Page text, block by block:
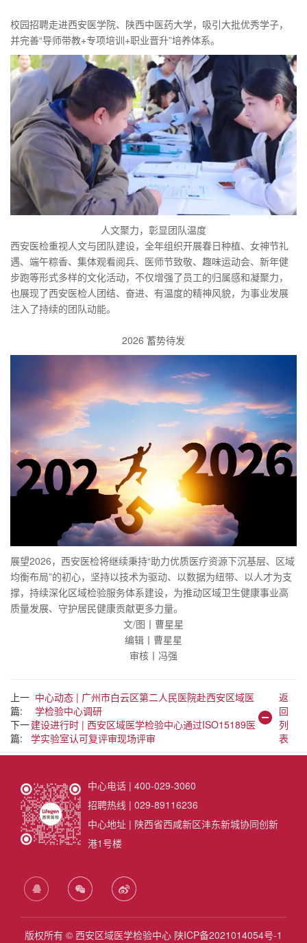
校园招聘走进西安医学院、陕西中医药大学，吸引大批优秀学子，
并完善“导师带教+专项培训+职业晋升”培养体系。
人文聚力，彰显团队温度
西安医检重视人文与团队建设，全年组织开展春日种植、女神节礼
遇、端午粽香、集体观看阅兵、医师节致敬、趣味运动会、新年健
步跑等形式多样的文化活动，不仅增强了员工的归属感和凝聚力，
也展现了西安医检人团结、奋进、有温度的精神风貌，为事业发展
注入了持续的团队动能。
2026 蓄势待发
展望2026，西安医检将继续秉持“助力优质医疗资源下沉基层、区域
均衡布局”的初心，坚持以技术为驱动、以数据为纽带、以人才为支
撑，持续深化区域检验服务体系建设，为推动区域卫生健康事业高
质量发展、守护居民健康贡献更多力量。
文/图丨曹星星
编辑丨曹星星
审核丨冯强
上一
篇:
中心动态 | 广州市白云区第二人民医院赴西安区域医
学检验中心调研
下一
篇:
建设进行时 | 西安区域医学检验中心通过ISO15189医
学实验室认可复评审现场评审
返
回
列
表
中心电话 | 400-029-3060
招聘热线 | 029-89116236
中心地址 | 陕西省西咸新区沣东新城协同创新
港1号楼
版权所有 © 西安区域医学检验中心 陕ICP备2021014054号-1